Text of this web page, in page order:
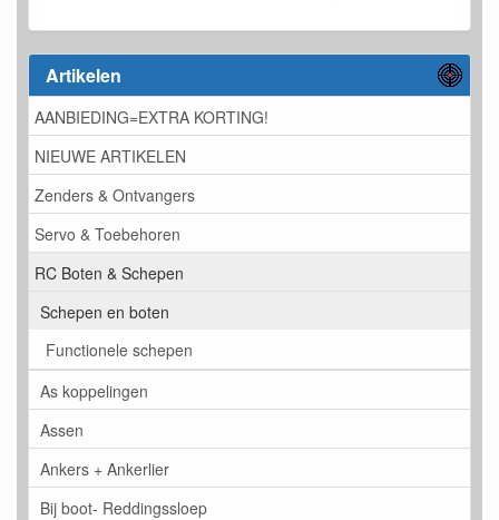
Artikelen
AANBIEDING=EXTRA KORTING!
NIEUWE ARTIKELEN
Zenders & Ontvangers
Servo & Toebehoren
RC Boten & Schepen
Schepen en boten
Functionele schepen
As koppelingen
Assen
Ankers + Ankerlier
Bij boot- Reddingssloep